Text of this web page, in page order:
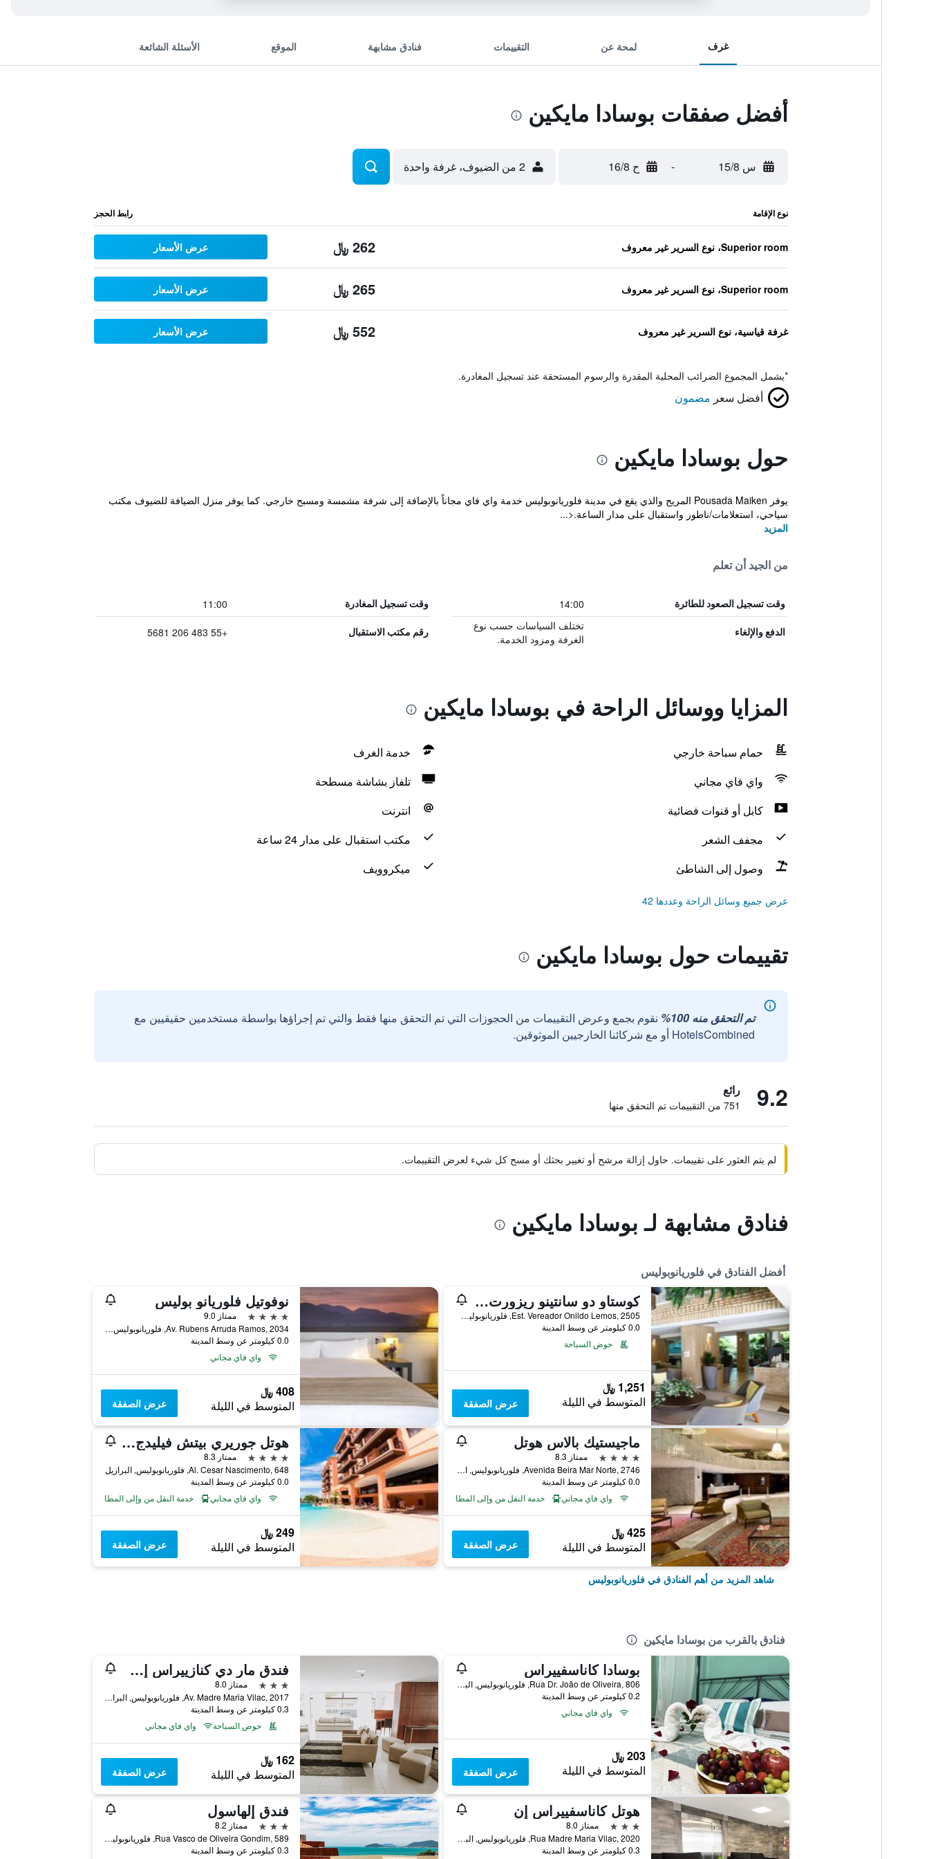
غرف لمحة عن التقييمات فنادق مشابهة الموقع الأسئلة الشائعة
أفضل صفقات بوسادا مايكين
س 15/8 - ح 16/8 2 من الضيوف، غرفة واحدة
نوع الإقامة رابط الحجز
Superior room، نوع السرير غير معروف 262 ﷼ عرض الأسعار
Superior room، نوع السرير غير معروف 265 ﷼ عرض الأسعار
غرفة قياسية، نوع السرير غير معروف 552 ﷼ عرض الأسعار
*يشمل المجموع الضرائب المحلية المقدرة والرسوم المستحقة عند تسجيل المغادرة.
أفضل سعر مضمون
حول بوسادا مايكين
يوفر Pousada Maiken المريح والذي يقع في مدينة فلوريانوبوليس خدمة واي فاي مجاناً بالإضافة إلى شرفة مشمسة ومسبح خارجي. كما يوفر منزل الضيافة للضيوف مكتب
سياحي، استعلامات/ناطور واستقبال على مدار الساعة.<...
المزيد
من الجيد أن تعلم
وقت تسجيل الصعود للطائرة 14:00 وقت تسجيل المغادرة 11:00
الدفع والإلغاء
تختلف السياسات حسب نوع
الغرفة ومزود الخدمة.
رقم مكتب الاستقبال +55 483 206 5681
المزايا ووسائل الراحة في بوسادا مايكين
حمام سباحة خارجي
خدمة الغرف
واي فاي مجاني
تلفاز بشاشة مسطحة
كابل أو قنوات فضائية
انترنت
مجفف الشعر
مكتب استقبال على مدار 24 ساعة
وصول إلى الشاطئ
ميكروويف
عرض جميع وسائل الراحة وعددها 42
تقييمات حول بوسادا مايكين
تم التحقق منه 100%
نقوم بجمع وعرض التقييمات من الحجوزات التي تم التحقق منها فقط والتي تم إجراؤها بواسطة مستخدمين حقيقيين مع
HotelsCombined أو مع شركائنا الخارجيين الموثوقين.
9.2 رائع
751 من التقييمات تم التحقق منها
لم يتم العثور على تقييمات. حاول إزالة مرشح أو تغيير بحثك أو مسح كل شيء لعرض التقييمات.
فنادق مشابهة لـ بوسادا مايكين
أفضل الفنادق في فلوريانوبوليس
كوستاو دو سانتينو ريزورت - عامامل جميع الخدمات
Est. Vereador Onildo Lemos, 2505, فلوريانوبوليس, البرازيل
0.0 كيلومتر عن وسط المدينة
حوض السباحة
1,251 ﷼
المتوسط في الليلة عرض الصفقة
نوفوتيل فلوريانو بوليس
4 نجوم
ممتاز 9.0
Av. Rubens Arruda Ramos, 2034, فلوريانوبوليس, البرازيل
0.0 كيلومتر عن وسط المدينة
واي فاي مجاني
408 ﷼
المتوسط في الليلة عرض الصفقة
ماجيستيك بالاس هوتل
4 نجوم
ممتاز 8.3
Avenida Beira Mar Norte, 2746, فلوريانوبوليس, البرازيل
0.0 كيلومتر عن وسط المدينة
واي فاي مجاني
خدمة النقل من وإلى المطار
425 ﷼
المتوسط في الليلة عرض الصفقة
هوتل جوريري بيتش فيليدج - أوفيتشيال
4 نجوم
ممتاز 8.3
Al. Cesar Nascimento, 648, فلوريانوبوليس, البرازيل
0.0 كيلومتر عن وسط المدينة
واي فاي مجاني
خدمة النقل من وإلى المطار
249 ﷼
المتوسط في الليلة عرض الصفقة
شاهد المزيد من أهم الفنادق في فلوريانوبوليس
فنادق بالقرب من بوسادا مايكين
بوسادا كاناسفييراس
Rua Dr. João de Oliveira, 806, فلوريانوبوليس, البرازيل
0.2 كيلومتر عن وسط المدينة
واي فاي مجاني
203 ﷼
المتوسط في الليلة عرض الصفقة
فندق مار دي كنازييراس إي إفنتوس
3 نجوم
ممتاز 8.0
Av. Madre Maria Vilac, 2017, فلوريانوبوليس, البرازيل
0.3 كيلومتر عن وسط المدينة
حوض السباحة
واي فاي مجاني
162 ﷼
المتوسط في الليلة عرض الصفقة
هوتل كاناسفييراس إن
3 نجوم
ممتاز 8.0
Rua Madre Maria Vilac, 2020, فلوريانوبوليس, البرازيل
0.3 كيلومتر عن وسط المدينة
فندق إلهاسول
3 نجوم
ممتاز 8.2
Rua Vasco de Oliveira Gondim, 589, فلوريانوبوليس, البرازيل
0.3 كيلومتر عن وسط المدينة